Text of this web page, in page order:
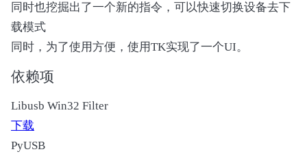
同时也挖掘出了一个新的指令，可以快速切换设备去下
载模式
同时，为了使用方便，使用TK实现了一个UI。
依赖项
Libusb Win32 Filter
下载
PyUSB